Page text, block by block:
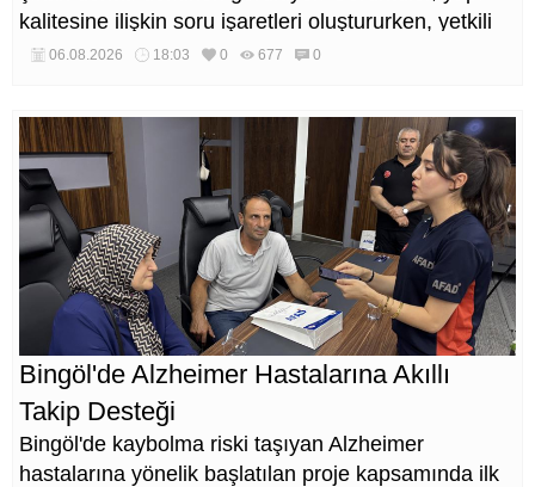
kalitesine ilişkin soru işaretleri oluştururken, yetkili
kurumların teknik inceleme yapması çağrısı yapıldı.
06.08.2026 18:03 0 677 0
Bingöl'de Alzheimer Hastalarına Akıllı
Takip Desteği
Bingöl'de kaybolma riski taşıyan Alzheimer
hastalarına yönelik başlatılan proje kapsamında ilk